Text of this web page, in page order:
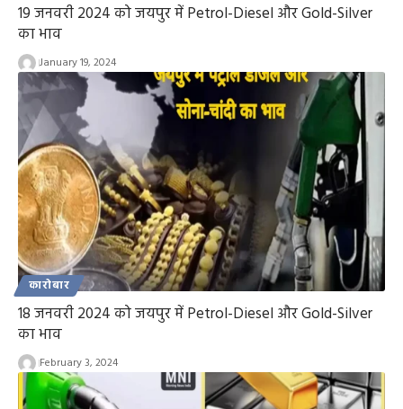
19 जनवरी 2024 को जयपुर में Petrol-Diesel और Gold-Silver
का भाव
January 19, 2024
कारोबार
18 जनवरी 2024 को जयपुर में Petrol-Diesel और Gold-Silver
का भाव
February 3, 2024